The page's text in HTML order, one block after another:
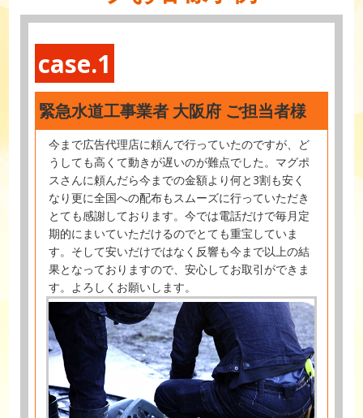
case.1
緊急水道工事業者 大阪府 ご担当者様
今まで広告代理店に頼んで行っていたのですが、ど
うしても高くて動きが遅いのが難点でした。マグポ
スさんに頼んだら今までの金額より何と3割も安く
なり更に全国への配布もスムーズに行っていただき
とても感謝しております。今では電話だけで毎月定
期的にまいていただけるのでとても重宝していま
す。そして安いだけではなく反響も今まで以上の結
果となっておりますので、安心してお取引ができま
す。よろしくお願いします。